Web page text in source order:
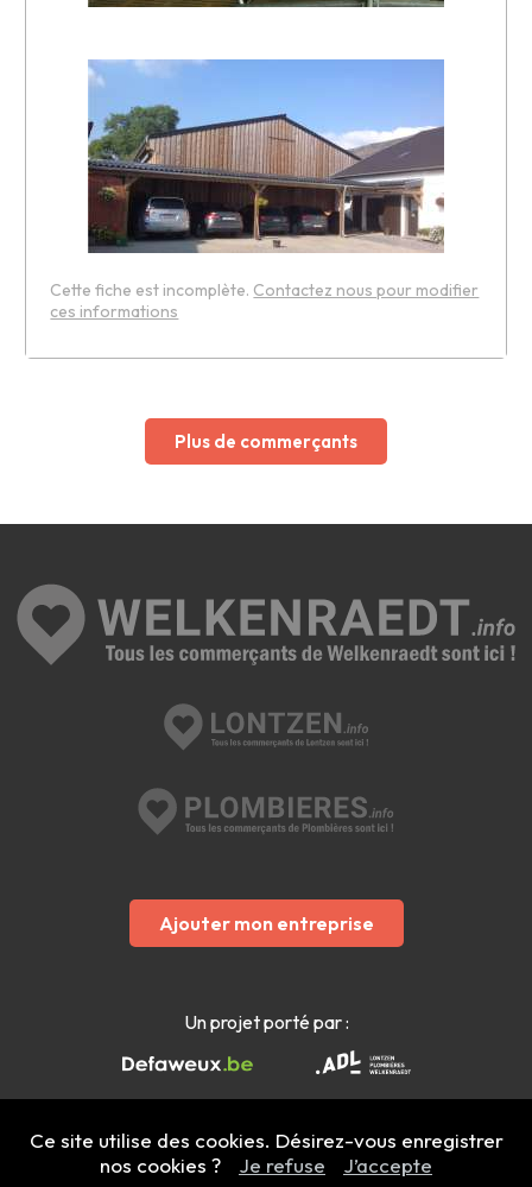
Cette fiche est incomplète. Contactez nous pour modifier
ces informations
Plus de commerçants
Ajouter mon entreprise
Un projet porté par :
Mentions légales- Copyright 2022 - 2026 welkenraedt.info
Ce site utilise des cookies. Désirez-vous enregistrer
nos cookies ?
Je refuse J’accepte